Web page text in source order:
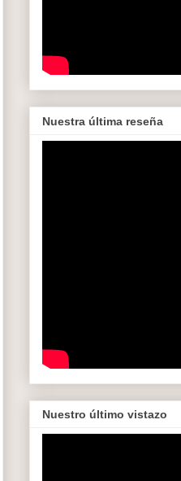
Nuestra última reseña
Nuestro último vistazo